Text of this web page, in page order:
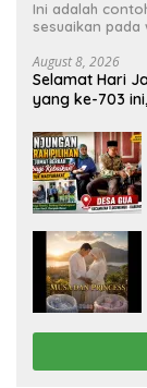
Ini adalah
sesuaikan pada
August 8, 2026
Selamat Hari
yang ke-703
kesejahteraan
sinergi dan
demi
Dirgahayu
Selawase.